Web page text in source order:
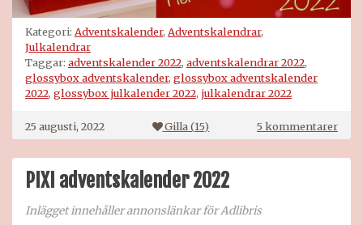
Kategori: Adventskalender, Adventskalendrar,
Julkalendrar
Taggar: adventskalender 2022, adventskalendrar 2022,
glossybox adventskalender, glossybox adventskalender
2022, glossybox julkalender 2022, julkalendrar 2022
25 augusti, 2022 Gilla (15) 5 kommentarertill
PIXI adventskalender 2022
Inlägget innehåller annonslänkar för Adlibris